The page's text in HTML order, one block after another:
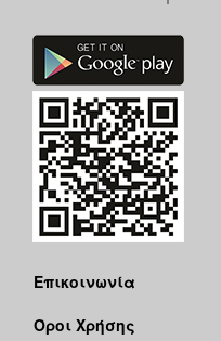
Επικοινωνία
Όροι Χρήσης